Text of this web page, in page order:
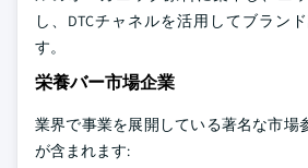
し、DTCチャネルを活用してブラン
す。
栄養バー市場企業
業界で事業を展開している著名な市場
が含まれます: